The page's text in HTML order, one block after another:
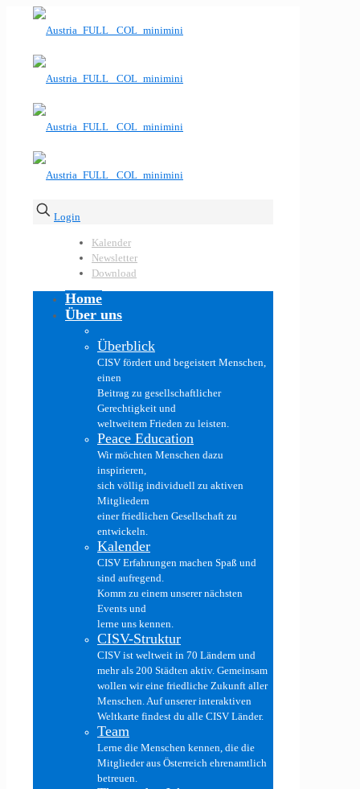
Login
Kalender
Newsletter
Download
Home
Über uns
Überblick
CISV fördert und begeistert Menschen,
einen
Beitrag zu gesellschaftlicher
Gerechtigkeit und
weltweitem Frieden zu leisten.
Peace Education
Wir möchten Menschen dazu
inspirieren,
sich völlig individuell zu aktiven
Mitgliedern
einer friedlichen Gesellschaft zu
entwickeln.
Kalender
CISV Erfahrungen machen Spaß und
sind aufregend.
Komm zu einem unserer nächsten
Events und
lerne uns kennen.
CISV-Struktur
CISV ist weltweit in 70 Ländern und
mehr als 200 Städten aktiv. Gemeinsam
wollen wir eine friedliche Zukunft aller
Menschen. Auf unserer interaktiven
Weltkarte findest du alle CISV Länder.
Team
Lerne die Menschen kennen, die die
Mitglieder aus Österreich ehrenamtlich
betreuen.